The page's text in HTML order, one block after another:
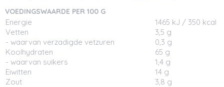
VOEDINGSWAARDE PER 100 G
Energie
1465 kJ / 350 kcal
Vetten
3,5 g
- waarvan verzadigde vetzuren
0,3 g
Koolhydraten
65 g
- waarvan suikers
1,4 g
Eiwitten
14 g
Zout
3,8 g